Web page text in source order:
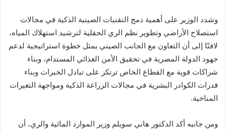
وشدد الوزير على أهمية دمج التقنيات الصينية الذكية في مجالات
استصلاح الأراضي وتطوير نظم الري الحقلية لترشيد استهلاك المياه،
لافتًا إلى أن التعاون مع الجانب الصيني يمثل خطوة استراتيجية لدعم
جهود الدولة المصرية في تحقيق الأمن الغذائي المستدام، وبناء
شراكات قوية مع القطاع الخاص ترتكز على تبادل الخبرات وبناء
قدرات الكوادر البشرية في مجالات الزراعة الذكية ومواجهة التغيرات
المناخية.
ومن جانبه أكد الدكتور هاني سويلم وزير الموارد المائية والري، أن